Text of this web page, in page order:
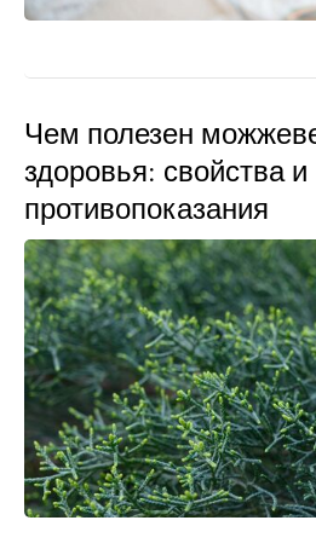
Чем полезен
здоровья: свойства и
противопоказания